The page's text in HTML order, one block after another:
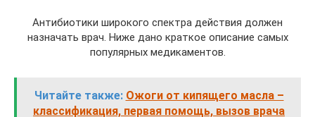
Антибиотики широкого спектра действия должен
назначать врач. Ниже дано краткое описание самых
популярных медикаментов.
Читайте также: Ожоги от кипящего масла –
классификация, первая помощь, вызов врача